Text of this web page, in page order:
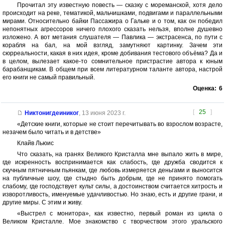
Прочитал эту известную повесть — сказку с мореманской, хотя дело
происходит на реке, тематикой, мальчишками, подвигами и параллельными
мирами. Относительно байки Пассажира о Гальке и о том, как он победил
непонятных агрессоров ничего плохого сказать нельзя, вполне душевно
изложено. А вот метания слушателя — Павлика — экстрасенса, по пути с
корабля на бал, на мой взгляд, замутняют картинку. Зачем эти
сюрреальности, какая в них идея, кроме добивания тестового объёма? Да и
в целом, вылезает какое-то сомнительное пристрастие автора к юным
барабанщикам. В общем при всем литературном таланте автора, настрой
его книги не самый правильный.
Оценка: 6
[ 25 ]
Никтонигдеиниког, 13 июня 2023 г.
«Детские книги, которые не стоит перечитывать во взрослом возрасте,
незачем было читать и в детстве»
Клайв Льюис
Что сказать, на гранях Великого Кристалла мне выпало жить в мире,
где искренность воспринимается как слабость, где дружба сводится к
скучным пятничным пьянкам, где любовь измеряется деньгами и выносится
на публичные шоу, где стыдно быть добрым, где не принято помогать
слабому, где господствует культ силы, а достоинством считается хитрость и
изворотливость, именуемые удачливостью. Но знаю, есть и другие грани, и
другие миры. С этим и живу.
«Выстрел с монитора», как известно, первый роман из цикла о
Великом Кристалле. Мое знакомство с творчеством этого уральского